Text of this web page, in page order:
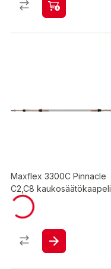
Maxflex 3300C Pinnacle
C2,C8 kaukosäätökaapeli